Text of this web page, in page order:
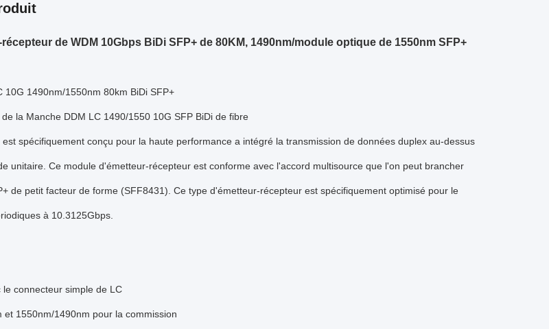
de WDM 10Gbps BiDi SFP+ de 80KM, 1490nm/module optique de 1550nm SFP+
10G 1490nm/1550nm 80km BiDi SFP+
la Manche DDM LC 1490/1550 10G SFP BiDi de fibre
est spécifiquement conçu pour la haute performance a intégré la transmission de données duplex au-dessus
unitaire. Ce module d'émetteur-récepteur est conforme avec l'accord multisource que l'on peut brancher
de petit facteur de forme (SFF8431). Ce type d'émetteur-récepteur est spécifiquement optimisé pour le
à 10.3125Gbps.
le connecteur simple de LC
et 1550nm/1490nm pour la commission